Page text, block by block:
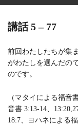
講話 5 – 77
前回わたしたちが集
がわたしを選んだの
のです。
（マタイによる福音
音書 3:13-14、
18:7、ヨハネによる